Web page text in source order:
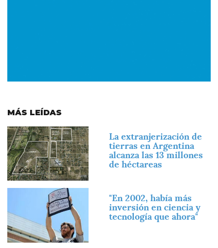
MÁS LEÍDAS
Imagen
La extranjerización de
tierras en Argentina
alcanza las 13 millones
de héctareas
"En 2002, había más
inversión en ciencia y
tecnología que ahora"